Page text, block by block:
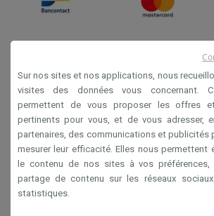
Conditions générales de
Privacy
Disclaimer
Cookies
Sur nos sites et nos applications, nous
visites des données vous concernant.
permettent de vous proposer les offres
pertinents pour vous, et de vous adresser,
partenaires, des communications et publicités
mesurer leur efficacité. Elles nous permettent
le contenu de nos sites à vos
partage de contenu sur les réseaux
statistiques.